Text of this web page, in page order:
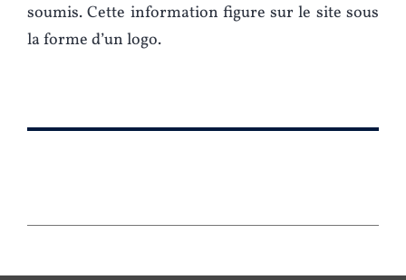
soumis. Cette information figure sur le site sous
la forme d’un logo.